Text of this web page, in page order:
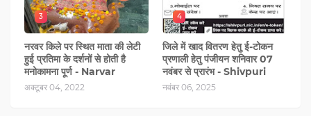
3
नरवर किले पर स्थित माता की लेटी
हुई प्रतिमा के दर्शनों से होती है
मनोकामना पूर्ण - Narvar
अक्टूबर 04, 2022
4
जिले में खाद वितरण हेतु ई-टोकन
प्रणाली हेतु पंजीयन शनिवार 07
नवंबर से प्रारंभ - Shivpuri
नवंबर 06, 2025